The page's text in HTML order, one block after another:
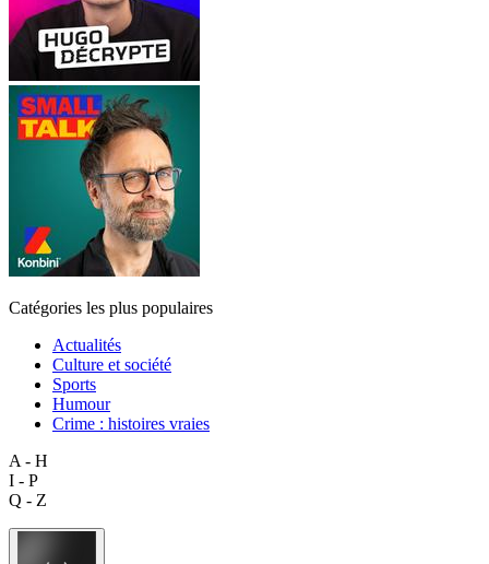
Catégories les plus populaires
Actualités
Culture et société
Sports
Humour
Crime : histoires vraies
A - H
I - P
Q - Z